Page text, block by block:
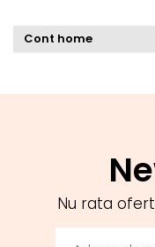
Cont home
Nu rata